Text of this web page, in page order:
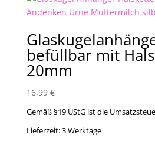
befüllbar mit
20mm
16,99 €
Gemäß §19 UStG ist die
Lieferzeit:3 Werktage